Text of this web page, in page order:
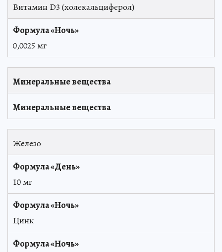
Витамин D3 (холекальциферол)
0,0025 мг
Минеральные вещества
Минеральные вещества
Железо
10 мг
Цинк